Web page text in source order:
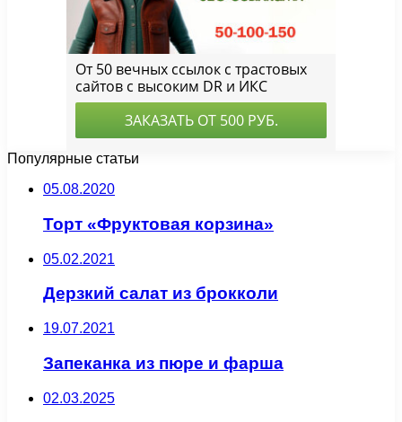
Популярные статьи
05.08.2020
Торт «Фруктовая корзина»
05.02.2021
Дерзкий салат из брокколи
19.07.2021
Запеканка из пюре и фарша
02.03.2025